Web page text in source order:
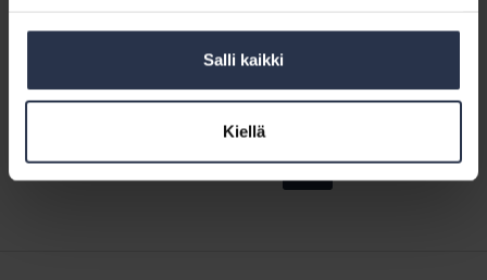
Salli kaikki
Kiellä
yhteensopivuuteen, jotta huoneistotietojärjestelmä toimisi
taloyhtiön tietojen kotipaikkana myös ilmastoselvityksen
osalta. Lausunto on annettu 11.11.2022.
Edelliset
Siirry
1 …
Siirry
18
Siirry
sivulle:
19
Siirry
sivulle:
20